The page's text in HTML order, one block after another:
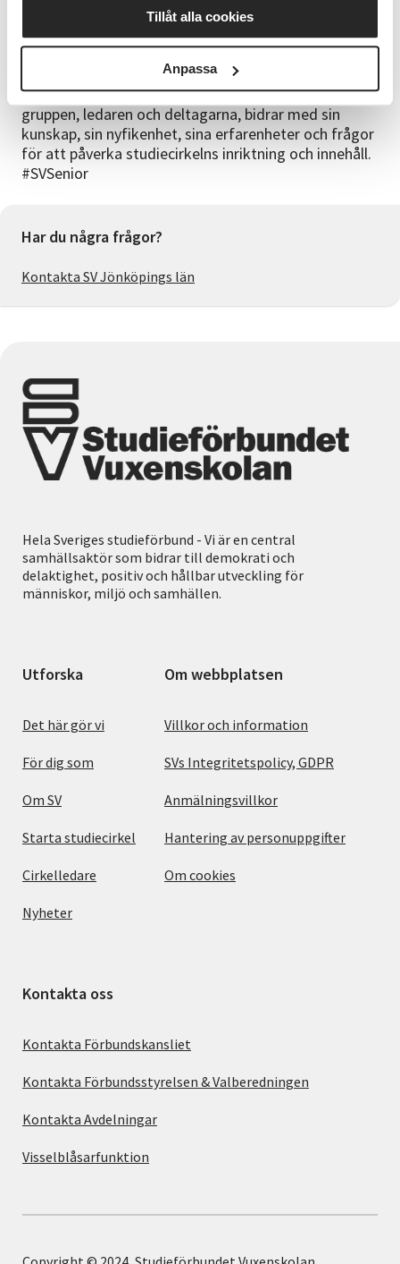
Tillåt alla cookies
Anpassa
verksamhet utgår ifrån studiecirkelns pedagogik. I
studiecirkeln förenas lärande och personlig
utveckling, samtidigt som vi ger plats för
grundläggande demokratiska värderingar. Grunden
är det egna intresset och den fria viljan. Hela
gruppen, ledaren och deltagarna, bidrar med sin
kunskap, sin nyfikenhet, sina erfarenheter och frågor
för att påverka studiecirkelns inriktning och innehåll.
#SVSenior
Har du några frågor?
Kontakta SV Jönköpings län
Hela Sveriges studieförbund - Vi är en central
samhällsaktör som bidrar till demokrati och
delaktighet, positiv och hållbar utveckling för
människor, miljö och samhällen.
Utforska
Det här gör vi
För dig som
Om SV
Starta studiecirkel
Cirkelledare
Nyheter
Om webbplatsen
Villkor och information
SVs Integritetspolicy, GDPR
Anmälningsvillkor
Hantering av personuppgifter
Om cookies
Kontakta oss
Kontakta Förbundskansliet
Kontakta Förbundsstyrelsen & Valberedningen
Kontakta Avdelningar
Visselblåsarfunktion